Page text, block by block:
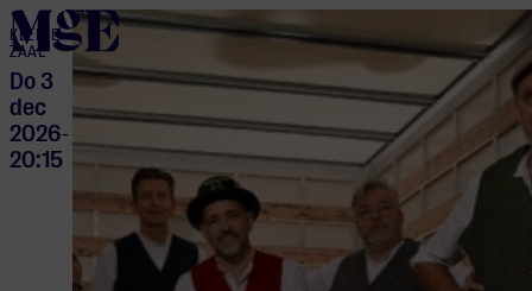
home
KLEINE
ZAAL
Do 3
dec
2026-
20:15